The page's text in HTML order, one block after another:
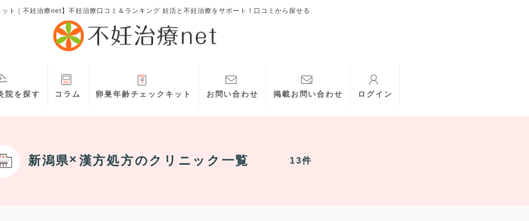
ット｜不妊治療net】不妊治療口コミ＆ランキング 妊活と不妊治療をサポート！口コミから探せる
院を探す コラム 卵巣年齢チェックキット お問い合わせ 掲載お問い合わせ ログイン
新潟県 漢方処方のクリニック一覧 13件